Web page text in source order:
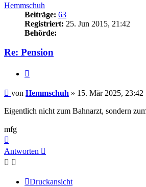
Hemmschuh
Beiträge: 63
Registriert: 25. Jun 2015, 21:42
Behörde:
Re: Pension
Beitrag
von Hemmschuh » 15. Mär 2025, 23:42
Eigentlich nicht zum Bahnarzt, sondern
mfg
oben
Antworten
Druckansicht